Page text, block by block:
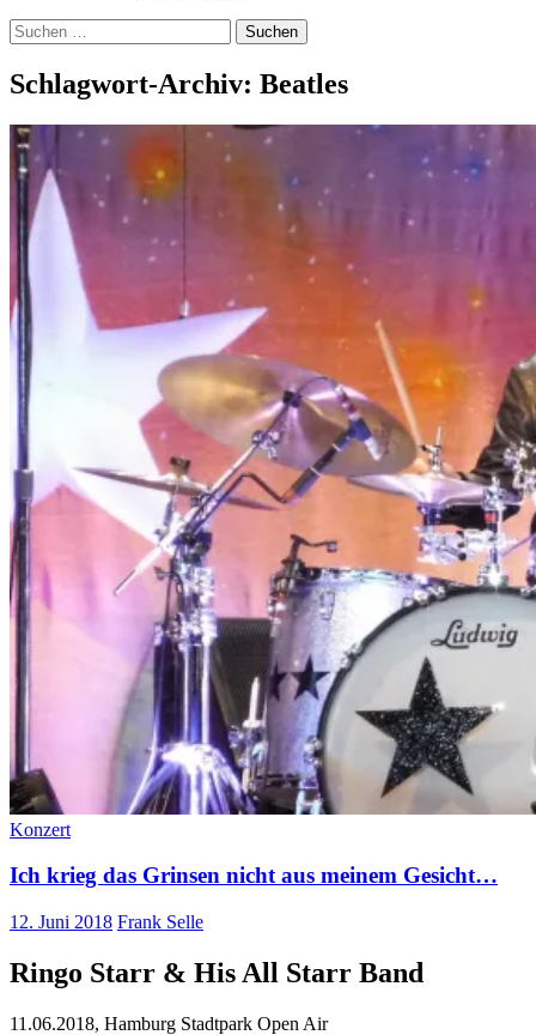
Suchen
nach:
Schlagwort-Archiv: Beatles
Konzert
Ich krieg das Grinsen nicht aus meinem Gesicht…
12. Juni 2018 Frank Selle
Ringo Starr & His All Starr Band
11.06.2018, Hamburg Stadtpark Open Air